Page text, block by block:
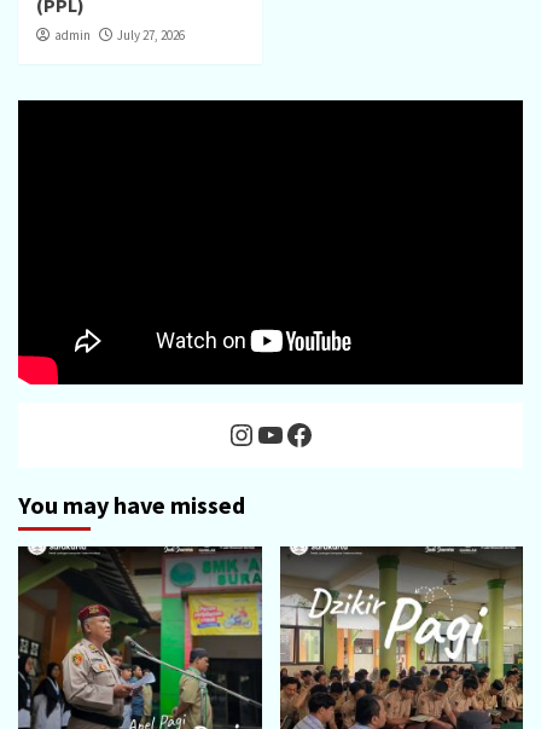
(PPL)
admin July 27, 2026
Instagram
YouTube
Facebook
You may have missed